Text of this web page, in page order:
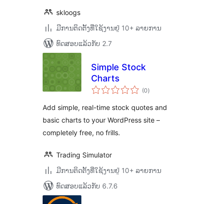
skloogs
ມີການຕິດຕັ້ງທີ່ໃຊ້ງານຢູ່ 10+ ລາຍການ
ທົດສອບແລ້ວກັບ 2.7
Simple Stock
Charts
(0ຄະແນນ
ທັງໝົດ
)
Add simple, real-time stock quotes and
basic charts to your WordPress site –
completely free, no frills.
Trading Simulator
ມີການຕິດຕັ້ງທີ່ໃຊ້ງານຢູ່ 10+ ລາຍການ
ທົດສອບແລ້ວກັບ 6.7.6